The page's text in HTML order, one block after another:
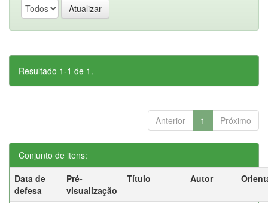
Resultado 1-1 de 1.
Anterior 1 Próximo
Conjunto de itens:
Data de
defesa
Pré-
visualização
Título Autor